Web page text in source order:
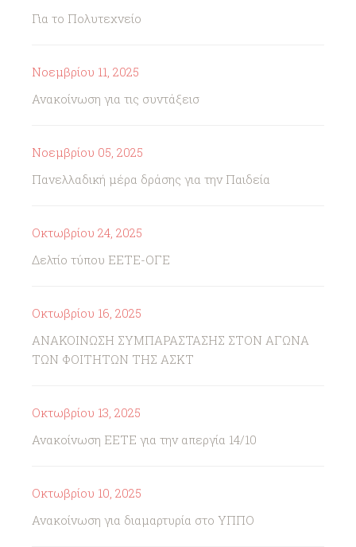
Για το Πολυτεχνείο
Νοεμβρίου 11, 2025
Ανακοίνωση για τις συντάξεισ
Νοεμβρίου 05, 2025
Πανελλαδική μέρα δράσης για την Παιδεία
Οκτωβρίου 24, 2025
Δελτίο τύπου ΕΕΤΕ-ΟΓΕ
Οκτωβρίου 16, 2025
ΑΝΑΚΟΙΝΩΣΗ ΣΥΜΠΑΡΑΣΤΑΣΗΣ ΣΤΟΝ ΑΓΩΝΑ
ΤΩΝ ΦΟΙΤΗΤΩΝ ΤΗΣ ΑΣΚΤ
Οκτωβρίου 13, 2025
Ανακοίνωση ΕΕΤΕ για την απεργία 14/10
Οκτωβρίου 10, 2025
Ανακοίνωση για διαμαρτυρία στο ΥΠΠΟ